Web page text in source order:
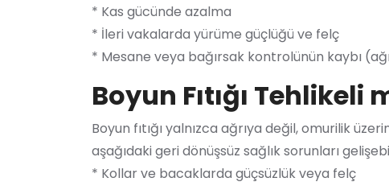
* Kas gücünde azalma
* İleri vakalarda yürüme güçlüğü ve felç
* Mesane veya bağırsak kontrolünün kaybı
Boyun Fıtığı Tehlikeli
Boyun fıtığı yalnızca ağrıya değil, omurilik
aşağıdaki geri dönüşsüz sağlık sorunları
* Kollar ve bacaklarda güçsüzlük veya felç